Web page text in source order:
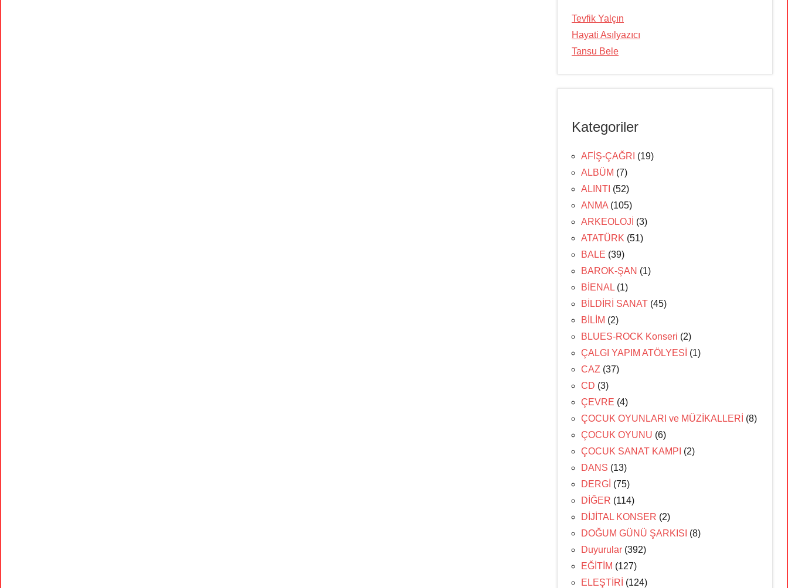
Tevfik Yalçın
Hayati Asılyazıcı
Tansu Bele
Kategoriler
AFİŞ-ÇAĞRI (19)
ALBÜM (7)
ALINTI (52)
ANMA (105)
ARKEOLOJİ (3)
ATATÜRK (51)
BALE (39)
BAROK-ŞAN (1)
BİENAL (1)
BİLDİRİ SANAT (45)
BİLİM (2)
BLUES-ROCK Konseri (2)
ÇALGI YAPIM ATÖLYESİ (1)
CAZ (37)
CD (3)
ÇEVRE (4)
ÇOCUK OYUNLARI ve MÜZİKALLERİ (8)
ÇOCUK OYUNU (6)
ÇOCUK SANAT KAMPI (2)
DANS (13)
DERGİ (75)
DİĞER (114)
DİJİTAL KONSER (2)
DOĞUM GÜNÜ ŞARKISI (8)
Duyurular (392)
EĞİTİM (127)
ELEŞTİRİ (124)